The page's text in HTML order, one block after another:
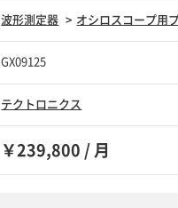
波形測定器 オシロスコープ用
GX09125
テクトロニクス
￥239,800 / 月